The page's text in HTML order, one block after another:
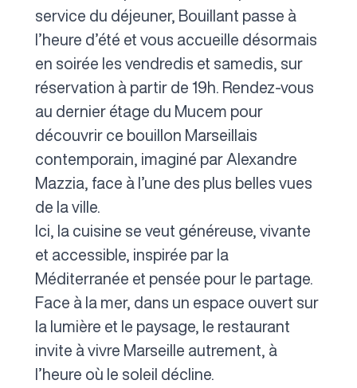
service du déjeuner, Bouillant passe à
l’heure d’été et vous accueille désormais
en soirée les vendredis et samedis, sur
réservation à partir de 19h. Rendez-vous
au dernier étage du Mucem pour
découvrir ce bouillon Marseillais
contemporain, imaginé par Alexandre
Mazzia, face à l’une des plus belles vues
de la ville.
Ici, la cuisine se veut généreuse, vivante
et accessible, inspirée par la
Méditerranée et pensée pour le partage.
Face à la mer, dans un espace ouvert sur
la lumière et le paysage, le restaurant
invite à vivre Marseille autrement, à
l’heure où le soleil décline.